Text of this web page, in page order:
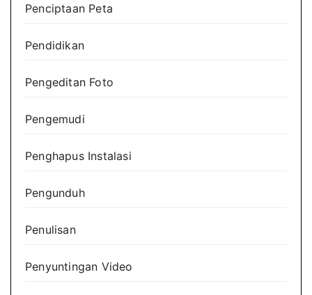
Penciptaan Peta
Pendidikan
Pengeditan Foto
Pengemudi
Penghapus Instalasi
Pengunduh
Penulisan
Penyuntingan Video